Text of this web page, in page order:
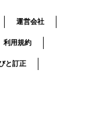
運営会社
利用規約
と訂正